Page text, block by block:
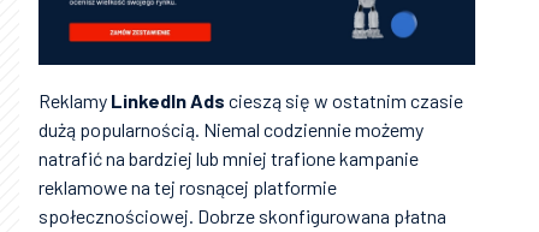
Reklamy LinkedIn Ads cieszą się w ostatnim czasie
dużą popularnością. Niemal codziennie możemy
natrafić na bardziej lub mniej trafione kampanie
reklamowe na tej rosnącej platformie
społecznościowej. Dobrze skonfigurowana płatna